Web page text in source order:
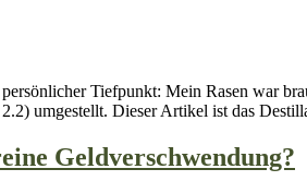
Tiefpunkt: Mein Rasen war
umgestellt. Dieser Artikel ist das
Geldverschwendung?